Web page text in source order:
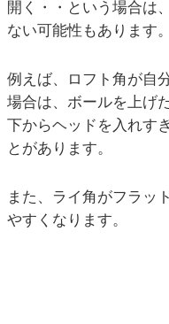
開く・・という場合は
ない可能性もあります。
例えば、ロフト角が自
場合は、ボールを上げ
下からヘッドを入れす
とがあります。
また、ライ角がフラッ
やすくなります。